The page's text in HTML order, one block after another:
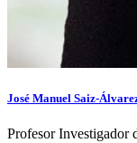
José Manuel Saiz-
Profesor Investigador